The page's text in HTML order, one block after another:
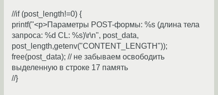
//if (post_length!=0) {
printf("<p>Параметры POST-формы: %s (длина тела
запроса: %d CL: %s)\r\n", post_data,
post_length,getenv("CONTENT_LENGTH"));
free(post_data); // не забываем освободить
выделенную в строке 17 память
//}